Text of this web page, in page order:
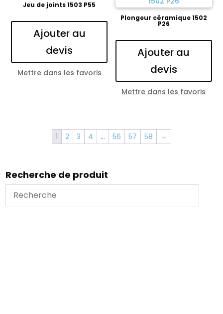
Jeu de joints 1503 P55
Ajouter au
devis
Mettre dans les favoris
Plongeur céramique 1502
P26
Ajouter au
devis
Mettre dans les favoris
1 2 3 4 … 56 57 58 →
Recherche de produit